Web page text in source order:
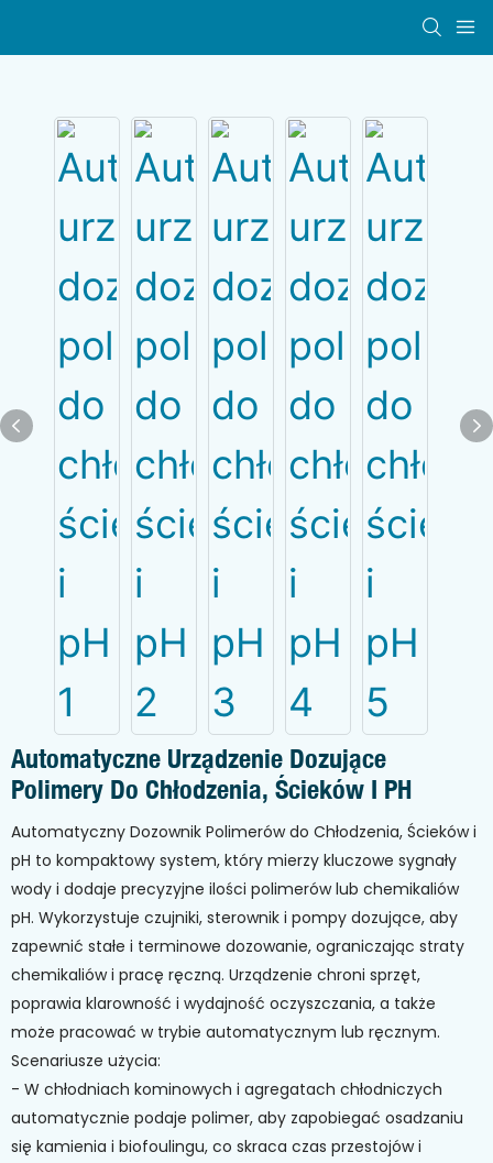
Automatyczne Urządzenie Dozujące
Polimery Do Chłodzenia, Ścieków I PH
Automatyczny Dozownik Polimerów do Chłodzenia, Ścieków i
pH to kompaktowy system, który mierzy kluczowe sygnały
wody i dodaje precyzyjne ilości polimerów lub chemikaliów
pH. Wykorzystuje czujniki, sterownik i pompy dozujące, aby
zapewnić stałe i terminowe dozowanie, ograniczając straty
chemikaliów i pracę ręczną. Urządzenie chroni sprzęt,
poprawia klarowność i wydajność oczyszczania, a także
może pracować w trybie automatycznym lub ręcznym.
Scenariusze użycia:
- W chłodniach kominowych i agregatach chłodniczych
automatycznie podaje polimer, aby zapobiegać osadzaniu
się kamienia i biofoulingu, co skraca czas przestojów i